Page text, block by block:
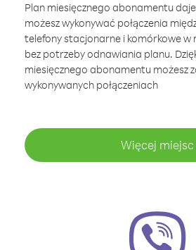
Plan miesięcznego abonamentu
możesz wykonywać połączenia
telefony stacjonarne i komórkowe w
bez potrzeby odnawiania planu.
miesięcznego abonamentu możesz
wykonywanych połączeniach
Więcej miejsc